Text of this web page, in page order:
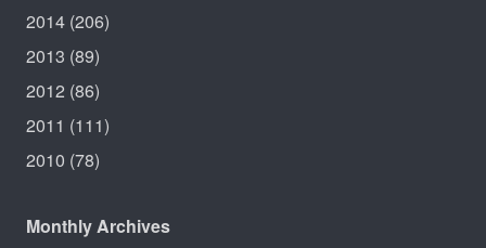
2014 (206)
2013 (89)
2012 (86)
2011 (111)
2010 (78)
Monthly Archives